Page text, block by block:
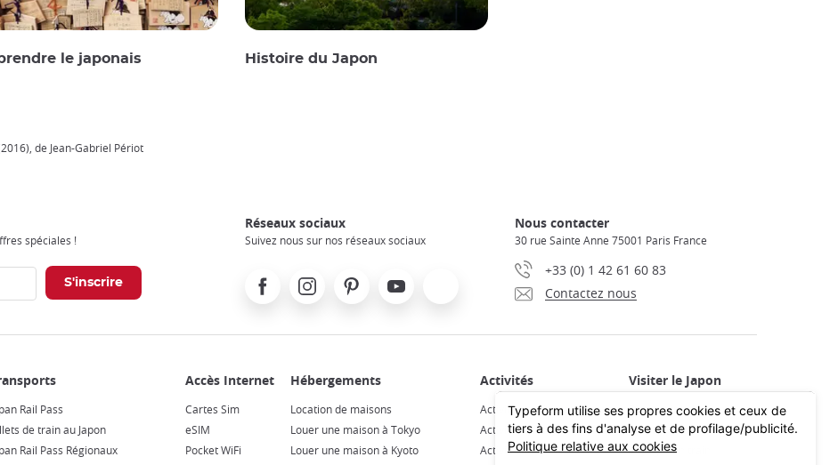
le japonais Histoire du Japon
de Jean-Gabriel Périot
spéciales !
Réseaux sociaux
Suivez nous sur nos réseaux sociaux
FacebookInstagramPinterest Youtube
Nous contacter
30 rue Sainte Anne 75001 Paris France
+33 (0) 1 42 61 60 83
Contactez nous
Rail Pass
de train au Japon
Rail Pass Régionaux
Cartes Sim
eSIM
Pocket WiFi
Location de maisons
Louer une maison à Tokyo
Louer une maison à Kyoto
Activités et Visites Guidées
Activités à Tokyo
Activités à Kyoto
Découvrir le Japon
Préparer son voyage
Voyager en train